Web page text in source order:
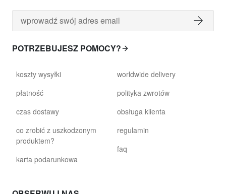
POTRZEBUJESZ POMOCY?
koszty wysyłki
płatność
czas dostawy
co zrobić z uszkodzonym
produktem?
karta podarunkowa
worldwide delivery
polityka zwrotów
obsługa klienta
regulamin
faq